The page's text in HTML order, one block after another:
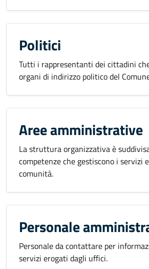
Politici
Tutti i rappresentanti dei cittadini
organi di indirizzo politico del
Aree amministrative
La struttura organizzativa è
competenze che gestiscono i servizi
comunità.
Personale
Personale da contattare per
servizi erogati dagli uffici.